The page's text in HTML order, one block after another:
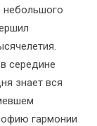
небольшого
середине
знает вся
гармонии